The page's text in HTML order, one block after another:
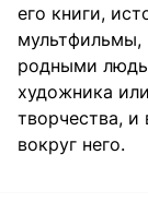
его книги,
мультфильмы,
родными
художника
творчества,
вокруг него.